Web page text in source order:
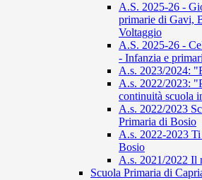
A.S. 2025-26 -
primarie di Gavi,
Voltaggio
A.S. 2025-26 -
- Infanzia e
A.s. 2023/2024:
A.s. 2022/2023:
continuità scuola
A.s. 2022/2023
Primaria di Bosio
A.s. 2022-2023
Bosio
A.s. 2021/2022 Il
Scuola Primaria di